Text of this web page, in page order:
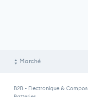
Marché
B2B - Electronique &